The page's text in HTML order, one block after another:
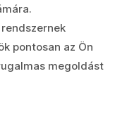
pontosan az Ön
megoldást